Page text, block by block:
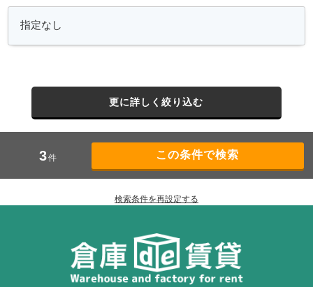
更に詳しく絞り込む
3件
検索条件を再設定する